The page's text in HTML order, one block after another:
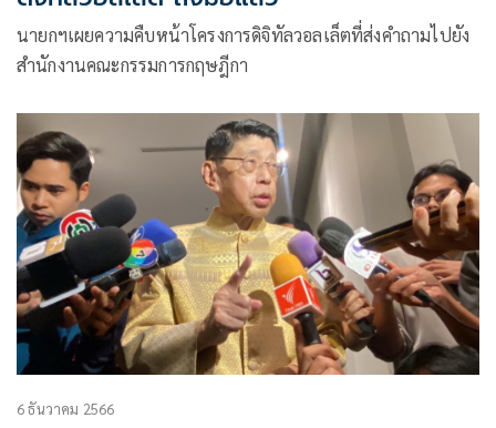
นายกฯเผยความคืบหน้าโครงการดิจิทัลวอลเล็ตที่ส่งคำถามไปยัง
สำนักงานคณะกรรมการกฤษฎีกา
6 ธันวาคม 2566